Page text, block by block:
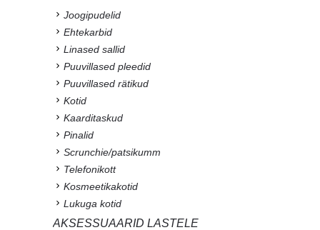
Joogipudelid
Ehtekarbid
Linased sallid
Puuvillased pleedid
Puuvillased rätikud
Kotid
Kaarditaskud
Pinalid
Scrunchie/patsikumm
Telefonikott
Kosmeetikakotid
Lukuga kotid
AKSESSUAARID LASTELE